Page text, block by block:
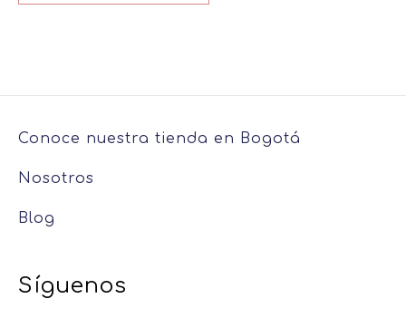
Conoce nuestra tienda en Bogotá
Nosotros
Blog
Síguenos